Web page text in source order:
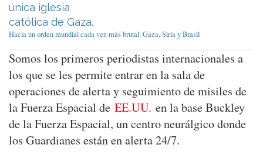
Hacia un orden mundial cada vez más brutal: Gaza, Siria y Brasil
Somos los primeros periodistas internacionales a
los que se les permite entrar en la sala de
operaciones de alerta y seguimiento de misiles de
la Fuerza Espacial de EE.UU. en la base Buckley
de la Fuerza Espacial, un centro neurálgico donde
los Guardianes están en alerta 24/7.